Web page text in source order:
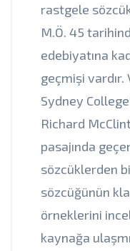
rastgele
M.Ö. 45
edebiyatına
geçmişi
Sydney
Richard
pasajında
sözcüklerden
sözcüğünün
örneklerini
kaynağa